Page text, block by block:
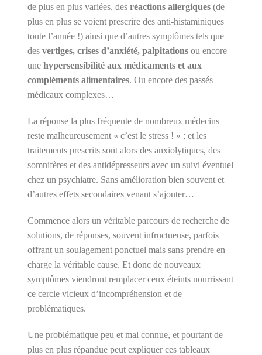
de plus en plus variées, desréactions allergiques (de
plus en plus se voient prescrire des anti-histaminiques
toute l’année !) ainsi que d’autres symptômes tels que
desvertiges, crises d’anxiété, palpitations ou encore
unehypersensibilité aux médicaments et aux
compléments alimentaires. Ou encore des passés
médicaux complexes…
La réponse la plus fréquente de nombreux médecins
reste malheureusement « c’est le stress ! » ; et les
traitements prescrits sont alors des anxiolytiques, des
somnifères et des antidépresseurs avec un suivi éventuel
chez un psychiatre. Sans amélioration bien souvent et
d’autres effets secondaires venant s’ajouter…
Commence alors un véritable parcours de recherche de
solutions, de réponses, souvent infructueuse, parfois
offrant un soulagement ponctuel mais sans prendre en
charge la véritable cause. Et donc de nouveaux
symptômes viendront remplacer ceux éteints nourrissant
ce cercle vicieux d’incompréhension et de
problématiques.
Une problématique peu et mal connue, et pourtant de
plus en plus répandue peut expliquer ces tableaux